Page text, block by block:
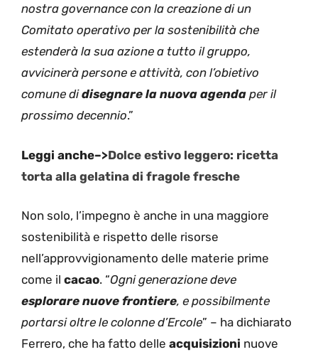
nostra governance con la creazione di un
Comitato operativo per la sostenibilità che
estenderà la sua azione a tutto il gruppo,
avvicinerà persone e attività, con l’obietivo
comune didisegnare la nuova agenda per il
prossimo decennio.”
Leggi anche–>Dolce estivo leggero: ricetta
torta alla gelatina di fragole fresche
Non solo, l’impegno è anche in una maggiore
sostenibilità e rispetto delle risorse
nell’approvvigionamento delle materie prime
come il cacao. “Ogni generazione deve
esplorare nuove frontiere, e possibilmente
portarsi oltre le colonne d’Ercole” – ha dichiarato
Ferrero, che ha fatto delle acquisizioni nuove